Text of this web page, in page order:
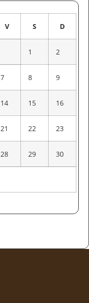
V S D
1 2
7 8 9
14 15 16
21 22 23
28 29 30